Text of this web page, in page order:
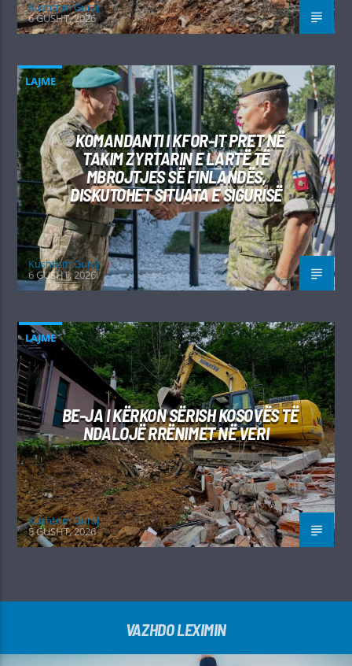
Kushtrim Guraj
6 GUSHT, 2026
LAJME
KOMANDANTI I KFOR-IT PRET NË
TAKIM ZYRTARIN E LARTË TË
MBROJTJES SË FINLANDËS,
DISKUTOHET SITUATA E SIGURISË
Kushtrim Guraj
6 GUSHT, 2026
LAJME
BE-JA I KËRKON SËRISH KOSOVËS TË
NDALOJË RRËNIMET NË VERI
Kushtrim Guraj
5 GUSHT, 2026
VAZHDO LEXIMIN